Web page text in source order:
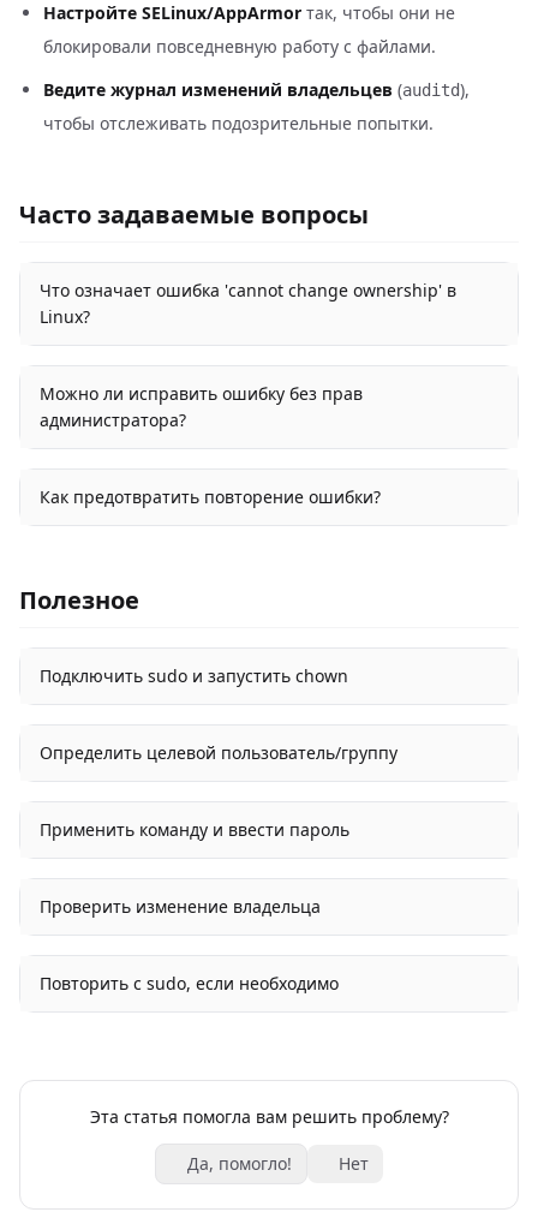
Настройте SELinux/AppArmor так, чтобы они не
блокировали повседневную работу с файлами.
Ведите журнал изменений владельцев (auditd),
чтобы отслеживать подозрительные попытки.
Часто задаваемые вопросы
Что означает ошибка 'cannot change ownership' в
Linux?
Можно ли исправить ошибку без прав
администратора?
Как предотвратить повторение ошибки?
Полезное
Подключить sudo и запустить chown
Определить целевой пользователь/группу
Применить команду и ввести пароль
Проверить изменение владельца
Повторить с sudo, если необходимо
Эта статья помогла вам решить проблему?
Да, помогло! Нет